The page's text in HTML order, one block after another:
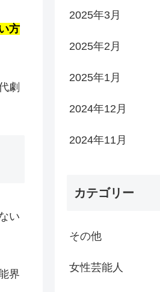
方
劇
い
界
2025年3月
2025年2月
2025年1月
2024年12月
2024年11月
カテゴリー
その他
女性芸能人